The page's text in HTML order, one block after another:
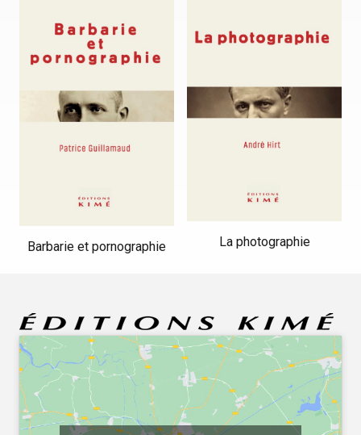
Barbarie et pornographie La photographie